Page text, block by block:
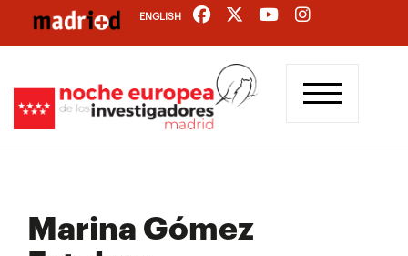
contenido
ENGLISH
Marina Gómez